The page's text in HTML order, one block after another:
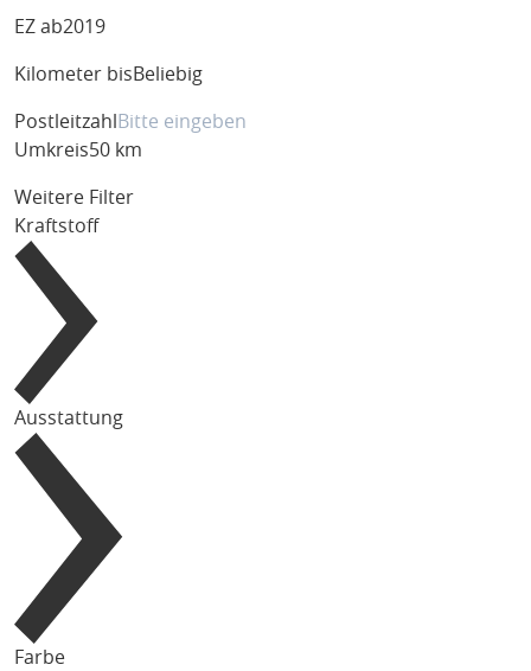
EZ ab2019
Kilometer bis Beliebig
Postleitzahl
Umkreis50 km
Weitere Filter
Kraftstoff
Ausstattung
Farbe